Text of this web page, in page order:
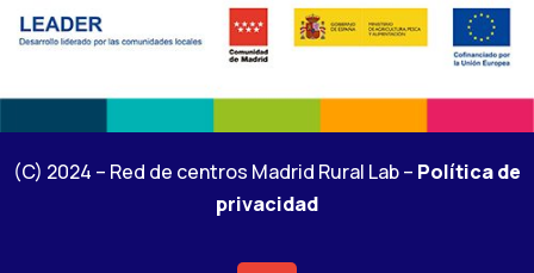
(C) 2024 – Red de centros Madrid Rural Lab – Política de
privacidad